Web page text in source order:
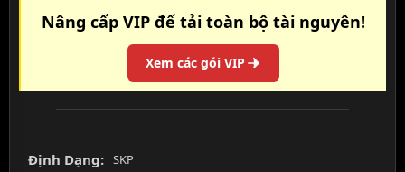
Nâng cấp VIP để tải toàn bộ tài nguyên!
Xem các gói VIP
Định Dạng: SKP